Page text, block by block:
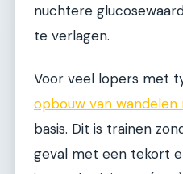
nuchtere
te verlagen.
Voor veel lopers met
opbouw van wandelen
basis. Dit is trainen
geval met een tekort